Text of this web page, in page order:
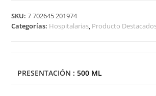
SKU:7 702645 201974
Categorías: Hospitalarias, Producto
PRESENTACIÓN : 500 ML